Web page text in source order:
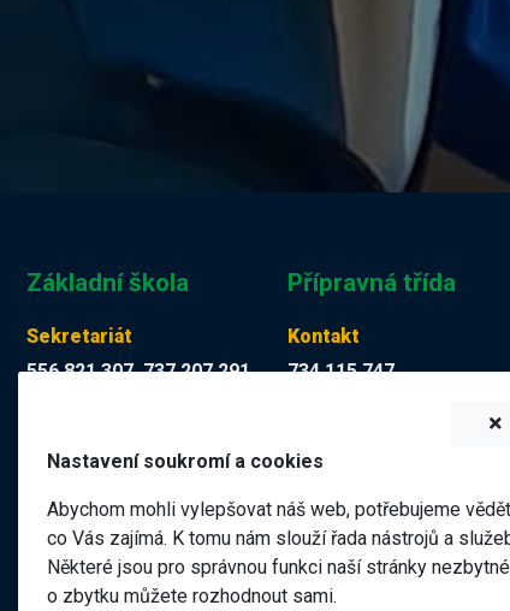
Základní škola
Sekretariát
556 821 307, 737 207 291
Přípravná třída
Kontakt
734 115 747
Název školy
Nastavení soukromí a cookies
Abychom mohli vylepšovat náš web, potřebujeme
co Vás zajímá. K tomu nám slouží řada nástrojů a
Některé jsou pro správnou funkci naší stránky
o zbytku můžete rozhodnout sami.